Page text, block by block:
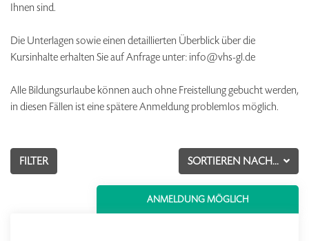
Ihnen sind.
Die Unterlagen sowie einen detaillierten Überblick über die
Kursinhalte erhalten Sie auf Anfrage unter: info@vhs-gl.de
Alle Bildungsurlaube können auch ohne Freistellung gebucht werden,
in diesen Fällen ist eine spätere Anmeldung problemlos möglich.
SORTIEREN NACH...
FILTER
ANMELDUNG MÖGLICH